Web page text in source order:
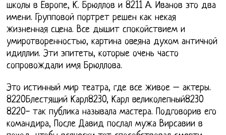
школы в Европе, К. Брюллов и 8211 А. Иванов это два
имени. Групповой портрет решен как некая
жизненная сцена. Все дышит спокойствием и
умиротворенностью, картина овеяна духом античной
идиллии. Эти эпитеты, которые очень часто
сопровождали имя Брюллова.
Это истинный мир театра, где все живое – актеры.
8220Блестящий Карл8230, Карл великолепный8230
8220- так публика называла мастера. Подговорив его
командира, После Давид послал мужа Вирсавии в